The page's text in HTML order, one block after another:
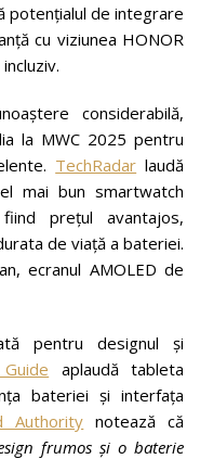
potențialul de integrare
cu viziunea HONOR
considerabilă,
la MWC 2025 pentru
TechRadar laudă
mai bun smartwatch
prețul avantajos,
de viață a bateriei.
ecranul AMOLED de
pentru designul și
aplaudă tableta
bateriei și interfața
Authority notează că
frumos și o baterie